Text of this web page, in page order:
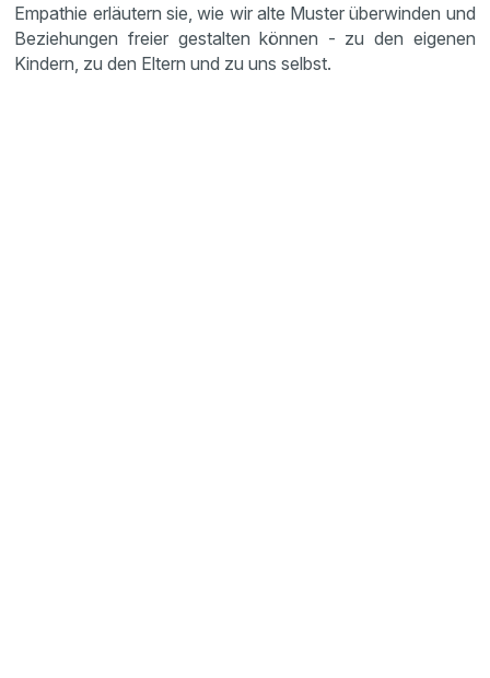
Empathie erläutern sie, wie wir alte Muster überwinden und
Beziehungen freier gestalten können - zu den eigenen
Kindern, zu den Eltern und zu uns selbst.